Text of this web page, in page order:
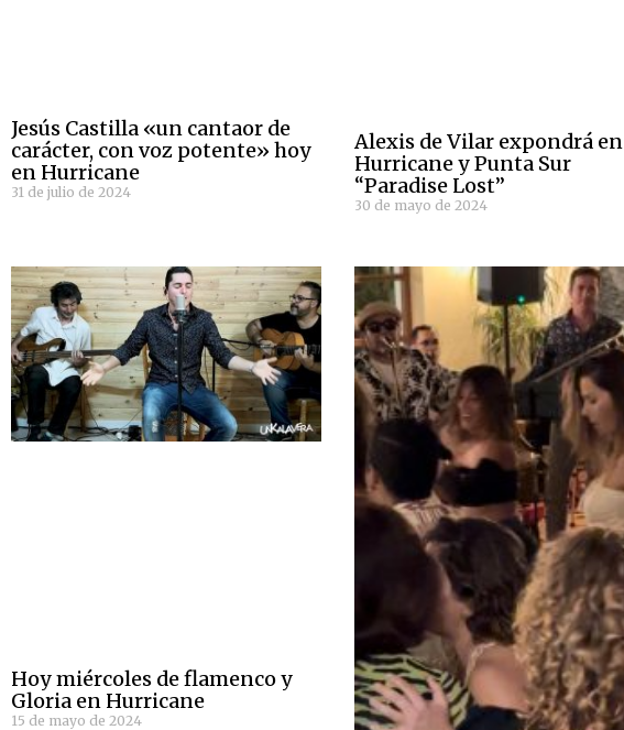
Jesús Castilla «un cantaor de
carácter, con voz potente» hoy
en Hurricane
31 de julio de 2024
Alexis de Vilar expondrá en
Hurricane y Punta Sur
“Paradise Lost”
30 de mayo de 2024
Hoy miércoles de flamenco y
Gloria en Hurricane
15 de mayo de 2024